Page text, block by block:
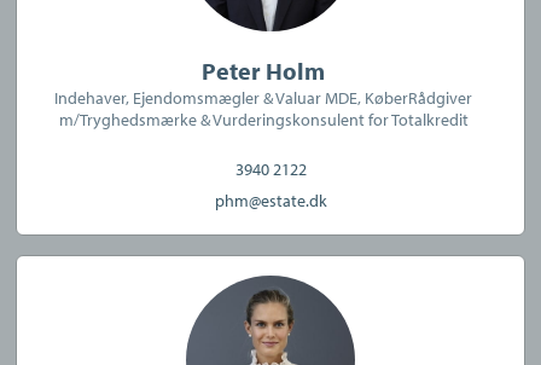
Peter Holm
Indehaver, Ejendomsmægler & Valuar MDE, KøberRådgiver
m/Tryghedsmærke & Vurderingskonsulent for Totalkredit
3940 2122
phm@estate.dk